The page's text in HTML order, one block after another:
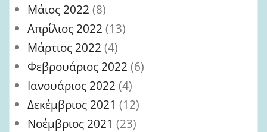
Μάιος 2022 (8)
Απρίλιος 2022 (13)
Μάρτιος 2022 (4)
Φεβρουάριος 2022 (6)
Ιανουάριος 2022 (4)
Δεκέμβριος 2021 (12)
Νοέμβριος 2021 (23)